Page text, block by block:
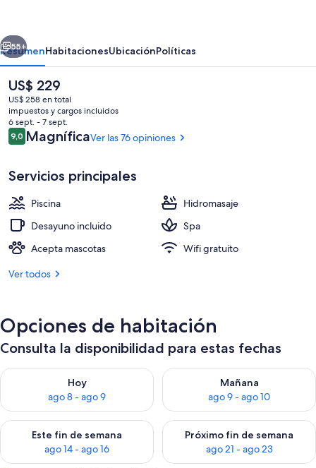
Desayuno buffet incluido todos los
Siguiente
55+
ResumenHabitacionesUbicaciónPolíticas
El
precio
actual
es
de
US$ 229
US$ 229
US$ 258 en total
impuestos y cargos incluidos
6 sept. - 7 sept.
Opiniones
9,09,0 de 10
MagníficaVer las 76 opiniones
Servicios principales
Piscina
Hidromasaje
Desayuno incluido
Spa
Acepta mascotas
Wifi gratuito
Ver todos
Opciones de habitación
Consulta la disponibilidad para estas fechas
Hoy
ago 8 - ago 9
Consulta la disponibilidad para hoy ago 8 - ago 9
Mañana
ago 9 - ago 10
Consulta la disponibilidad
Este fin de semana
ago 14 - ago 16
Consulta la disponibilidad para este fin de semana ago 14 -
Próximo fin de semana
ago 21 - ago 23
Consulta la disponibilidad